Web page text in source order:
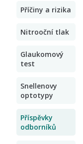
Příčiny a rizika
Nitrooční tlak
Glaukomový
test
Snellenovy
optotypy
Příspěvky
odborníků